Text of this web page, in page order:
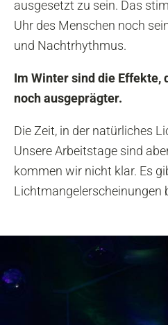
ausgesetzt zu sein. Das
Uhr des Menschen noch
und Nachtrhythmus.
Im Winter sind die Effekte,
noch ausgeprägter.
Die Zeit, in der natürliches
Unsere Arbeitstage sind
kommen wir nicht klar. Es
Lichtmangelerscheinungen